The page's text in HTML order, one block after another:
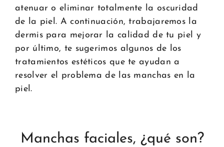
atenuar o eliminar totalmente la oscuridad
de la piel. A continuación, trabajaremos la
dermis para mejorar la calidad de tu piel y
por último, te sugerimos algunos de los
tratamientos estéticos que te ayudan a
resolver el problema de las manchas en la
piel.
Manchas faciales, ¿qué son?